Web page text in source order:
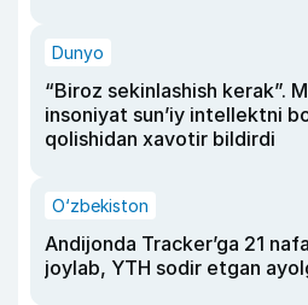
Dunyo
“Biroz sekinlashish kerak”.
insoniyat sun’iy intellektni
qolishidan xavotir bildirdi
O‘zbekiston
Andijonda Tracker’ga 21
joylab, YTH sodir etgan